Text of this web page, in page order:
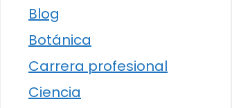
Blog
Botánica
Carrera profesional
Ciencia